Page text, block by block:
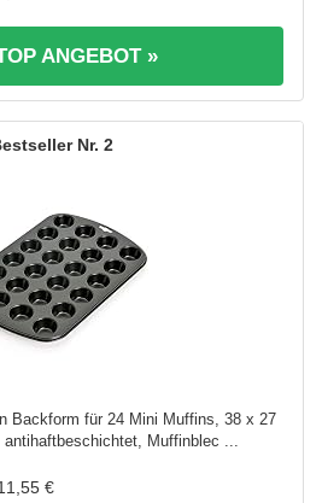
ANGEBOT »
2
Backform für 24 Mini Muffins, 38 x 27
Muffinblec ...
€